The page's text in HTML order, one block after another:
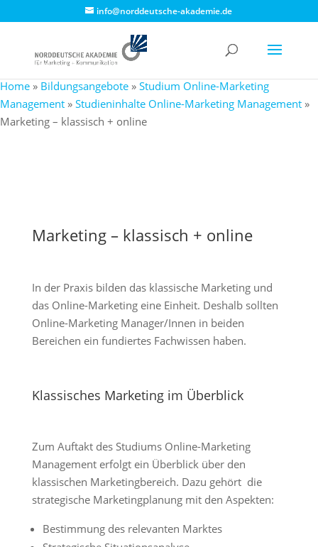
info@norddeutsche-akademie.de
Home » Bildungsangebote » Studium Online-Marketing
Management » Studieninhalte Online-Marketing Management »
Marketing – klassisch + online
Marketing – klassisch + online
In der Praxis bilden das klassische Marketing und
das Online-Marketing eine Einheit. Deshalb sollten
Online-Marketing Manager/Innen in beiden
Bereichen ein fundiertes Fachwissen haben.
Klassisches Marketing im Überblick
Zum Auftakt des Studiums Online-Marketing
Management erfolgt ein Überblick über den
klassischen Marketingbereich. Dazu gehört die
strategische Marketingplanung mit den Aspekten:
Bestimmung des relevanten Marktes